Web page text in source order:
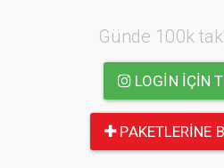
Günde 100k
LOGIN IÇIN
PAKETLERINE